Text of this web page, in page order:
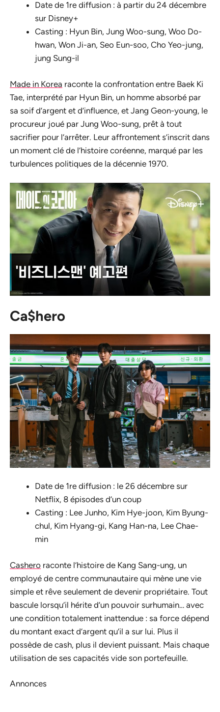
Date de 1re diffusion : à partir du 24 décembre
sur Disney+
Casting : Hyun Bin, Jung Woo-sung, Woo Do-
hwan, Won Ji-an, Seo Eun-soo, Cho Yeo-jung,
jung Sung-il
Made in Korea raconte la confrontation entre Baek Ki
Tae, interprété par Hyun Bin, un homme absorbé par
sa soif d’argent et d’influence, et Jang Geon-young, le
procureur joué par Jung Woo-sung, prêt à tout
sacrifier pour l’arrêter. Leur affrontement s’inscrit dans
un moment clé de l’histoire coréenne, marqué par les
turbulences politiques de la décennie 1970.
Ca$hero
Date de 1re diffusion : le 26 décembre sur
Netflix, 8 épisodes d’un coup
Casting : Lee Junho, Kim Hye-joon, Kim Byung-
chul, Kim Hyang-gi, Kang Han-na, Lee Chae-
min
Cashero raconte l’histoire de Kang Sang-ung, un
employé de centre communautaire qui mène une vie
simple et rêve seulement de devenir propriétaire. Tout
bascule lorsqu’il hérite d’un pouvoir surhumain… avec
une condition totalement inattendue : sa force dépend
du montant exact d’argent qu’il a sur lui. Plus il
possède de cash, plus il devient puissant. Mais chaque
utilisation de ses capacités vide son portefeuille.
Annonces